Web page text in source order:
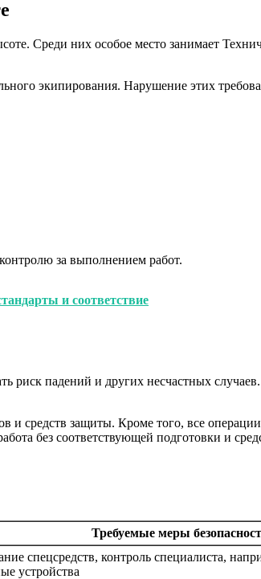
Среди них особое место занимает
экипирования. Нарушение этих
за выполнением работ.
и соответствие
падений и других несчастных
и средств защиты. Кроме того, все
без соответствующей подготовки и
Требуемые меры
спецсредств, контроль специалиста,
устройства